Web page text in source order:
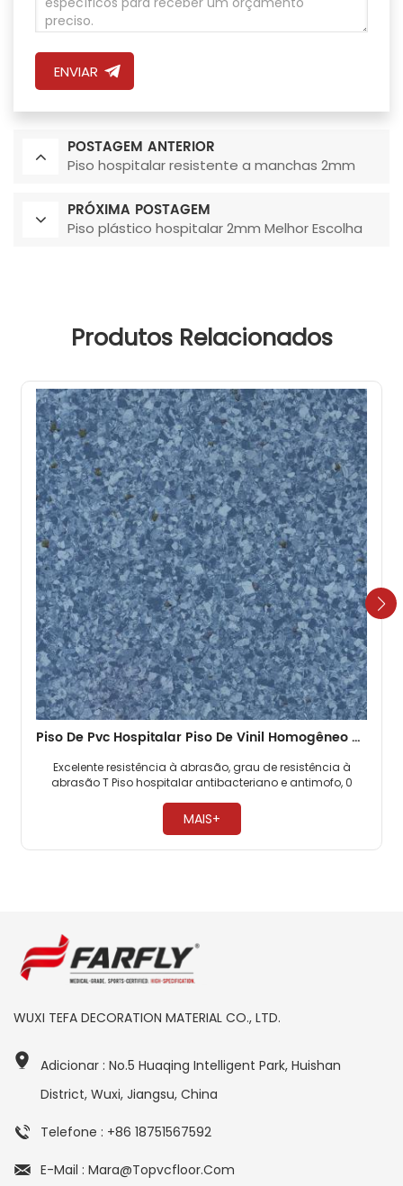
ENVIAR
POSTAGEM ANTERIOR
Piso hospitalar resistente a manchas 2mm
PRÓXIMA POSTAGEM
Piso plástico hospitalar 2mm Melhor Escolha
Produtos Relacionados
Piso De Pvc Hospitalar Piso De Vinil Homogêneo De 2mm
Excelente resistência à abrasão, grau de resistência à
abrasão T Piso hospitalar antibacteriano e antimofo, 0
encerar ​
MAIS+
WUXI TEFA DECORATION MATERIAL CO., LTD.
Adicionar : No.5 Huaqing Intelligent Park, Huishan
District, Wuxi, Jiangsu, China
Telefone : +86 18751567592
E-Mail : Mara@topvcfloor.com